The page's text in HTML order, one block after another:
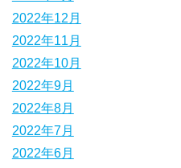
2022年12月
2022年11月
2022年10月
2022年9月
2022年8月
2022年7月
2022年6月